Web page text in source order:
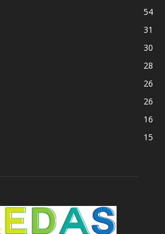
54
31
30
28
26
26
16
15